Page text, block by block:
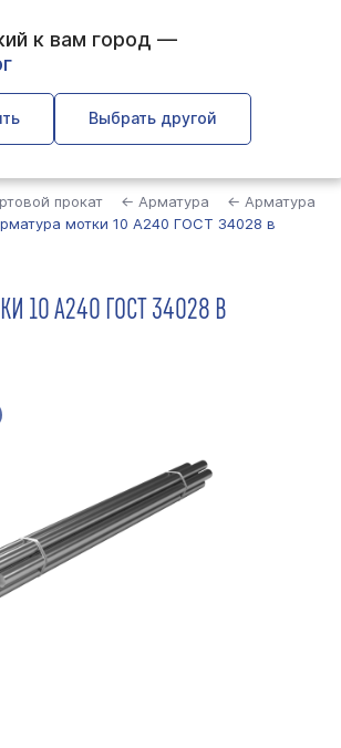
к вам город —
Выбрать другой
прокат ← Арматура
← Арматура
мотки 10 А240 ГОСТ 34028 в
10 А240 ГОСТ 34028 В